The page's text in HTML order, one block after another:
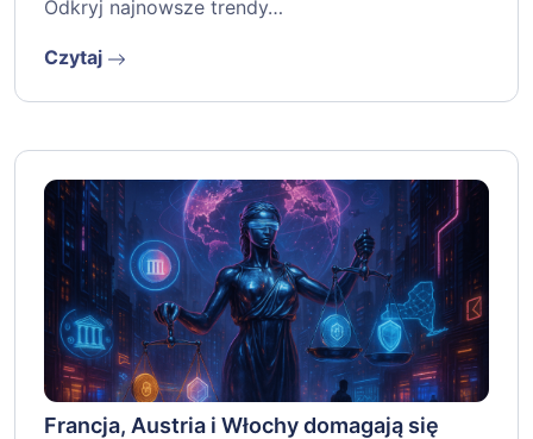
Odkryj najnowsze trendy…
Czytaj
Francja, Austria i Włochy domagają się